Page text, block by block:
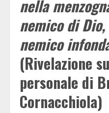
nella
nemico di
nemico
(Rivelazione
personale di
Cornacchiola)